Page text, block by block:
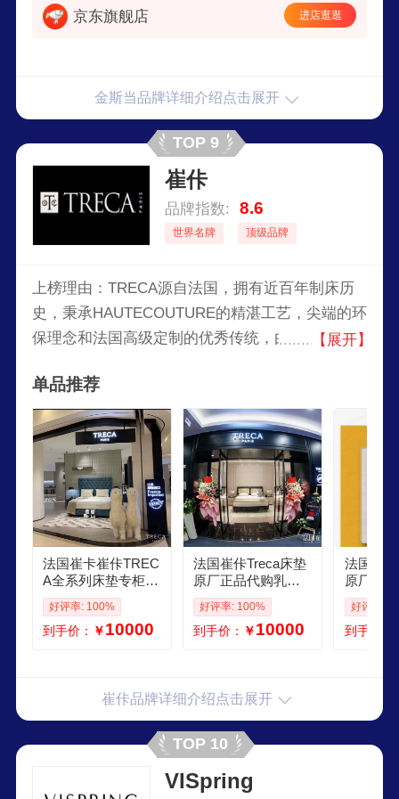
京东旗舰店 进店逛逛
金斯当品牌详细介绍点击展开
TOP 9
崔佧
品牌指数: 8.6
世界名牌 顶级品牌
上榜理由：TRECA源自法国，拥有近百年制床历
史，秉承HAUTECOUTURE的精湛工艺，尖端的环
保理念和法国高级定制的优秀传统，由欧洲名师执
流、娱乐体育明星的青睐，有着全球高端床垫第一
品牌的地位，享有“睡眠奢侈品”的美誉，更被誉
为“创造睡眠艺术的专家”，成就了全球睡眠艺术品
的传奇地位。
【展开】
单品推荐
法国崔卡崔佧TREC
A全系列床垫专柜正
品
好评率: 100%
到手价： ￥10000
法国崔佧Treca床垫
原厂正品代购乳胶
床垫弹簧高端床垫
卧室家具
好评率: 100%
到手价： ￥10000
法国崔
原厂正
床垫弹
卧室家具
好评率:
到手价：
崔佧品牌详细介绍点击展开
TOP 10
VISpring